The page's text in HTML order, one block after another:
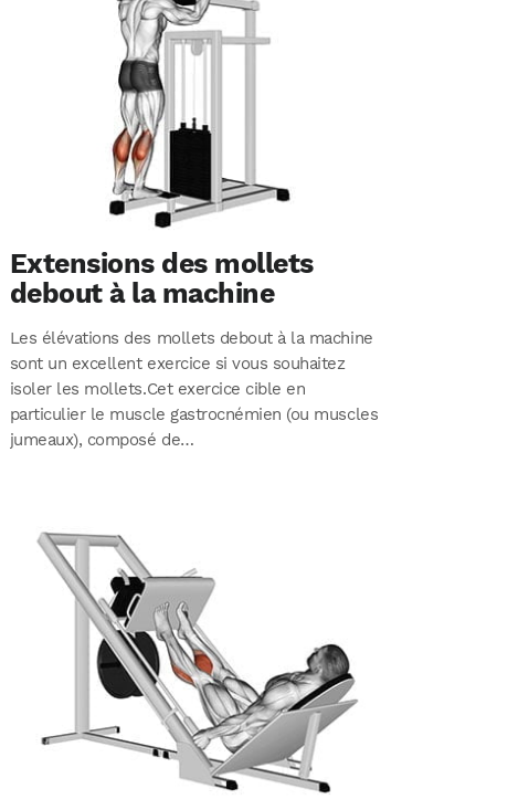
Extensions des mollets
debout à la machine
Les élévations des mollets debout à la machine
sont un excellent exercice si vous souhaitez
isoler les mollets.Cet exercice cible en
particulier le muscle gastrocnémien (ou muscles
jumeaux), composé de…